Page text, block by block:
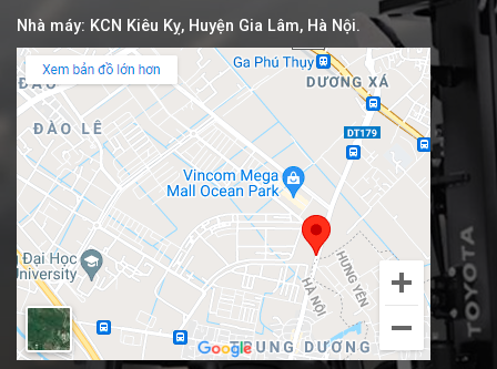
Nhà máy: KCN Kiêu Kỵ, Huyện Gia Lâm, Hà Nội.